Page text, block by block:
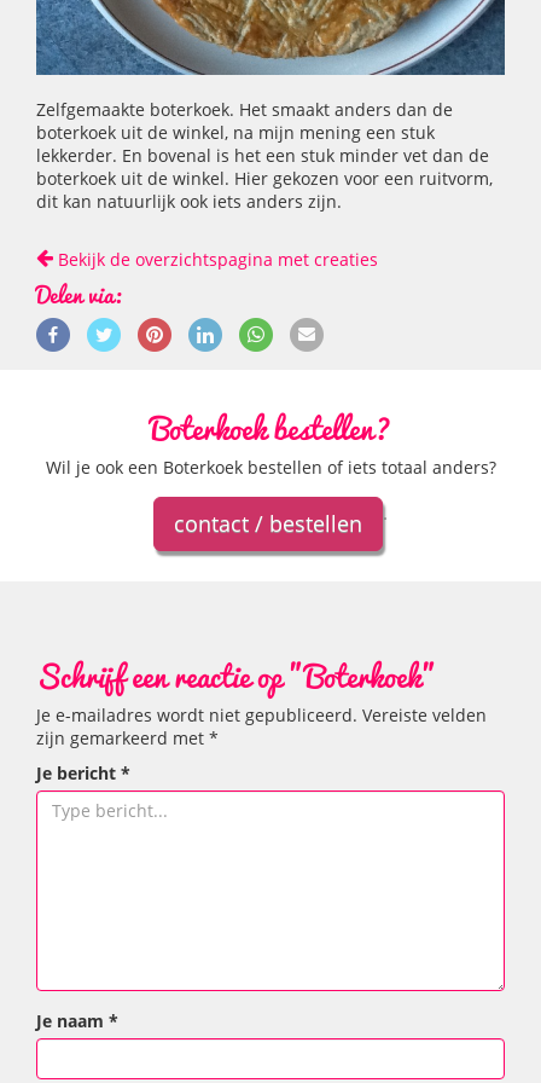
Zelfgemaakte boterkoek. Het smaakt anders dan de
boterkoek uit de winkel, na mijn mening een stuk
lekkerder. En bovenal is het een stuk minder vet dan de
boterkoek uit de winkel. Hier gekozen voor een ruitvorm,
dit kan natuurlijk ook iets anders zijn.
Bekijk de overzichtspagina met creaties
Delen via:
Boterkoek bestellen?
Wil je ook een Boterkoek bestellen of iets totaal anders?
contact / bestellen .
Schrijf een reactie op "Boterkoek"
Je e-mailadres wordt niet gepubliceerd. Vereiste velden
zijn gemarkeerd met *
Je bericht *
Je naam *